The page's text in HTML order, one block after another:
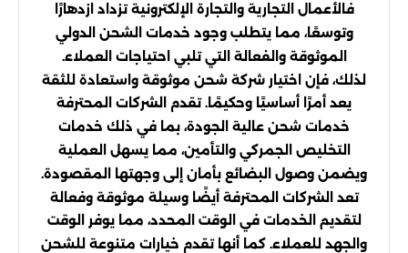
فالأعمال التجارية والتجارة الإلكترونية تزداد ازدهارًا
وتوسعًا، مما يتطلب وجود خدمات الشحن الدولي
الموثوقة والفعالة التي تلبي احتياجات العملاء.
لذلك، فإن اختيار شركة شحن موثوقة واستعادة للثقة
يعد أمرًا أساسيًا وحكيمًا. تقدم الشركات المحترفة
خدمات شحن عالية الجودة، بما في ذلك خدمات
التخليص الجمركي والتأمين، مما يسهل العملية
ويضمن وصول البضائع بأمان إلى وجهتها المقصودة.
تعد الشركات المحترفة أيضًا وسيلة موثوقة وفعالة
لتقديم الخدمات في الوقت المحدد، مما يوفر الوقت
والجهد للعملاء. كما أنها تقدم خيارات متنوعة للشحن